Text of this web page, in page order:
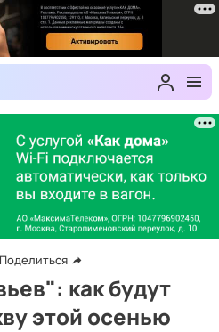
Поделиться
как будут
этой осенью